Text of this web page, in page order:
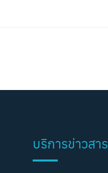
บริการข่าวสาร